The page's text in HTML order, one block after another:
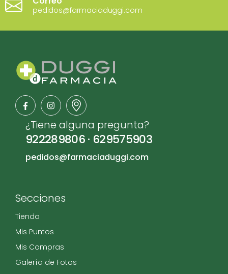
pedidos@farmaciaduggi.com
¿Tiene alguna pregunta?
922289806· 629575903
pedidos@farmaciaduggi.com
Secciones
Tienda
Mis Puntos
Mis Compras
Galería de Fotos